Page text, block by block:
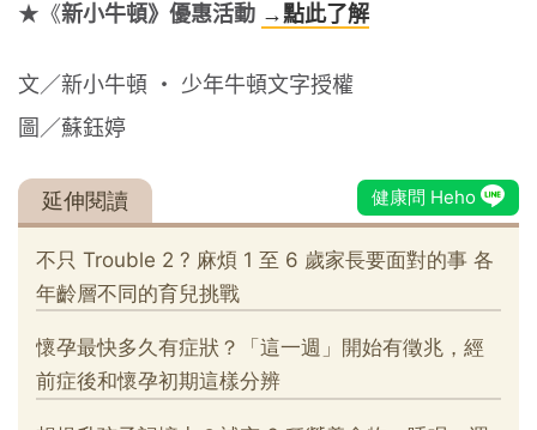
★《新小牛頓》優惠活動 →點此了解
文／新小牛頓 ‧ 少年牛頓文字授權
圖／蘇鈺婷